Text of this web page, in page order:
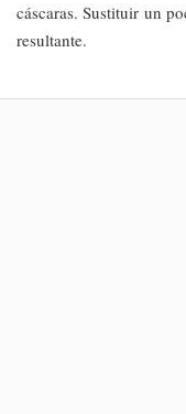
cáscaras. Sustituir un
resultante.